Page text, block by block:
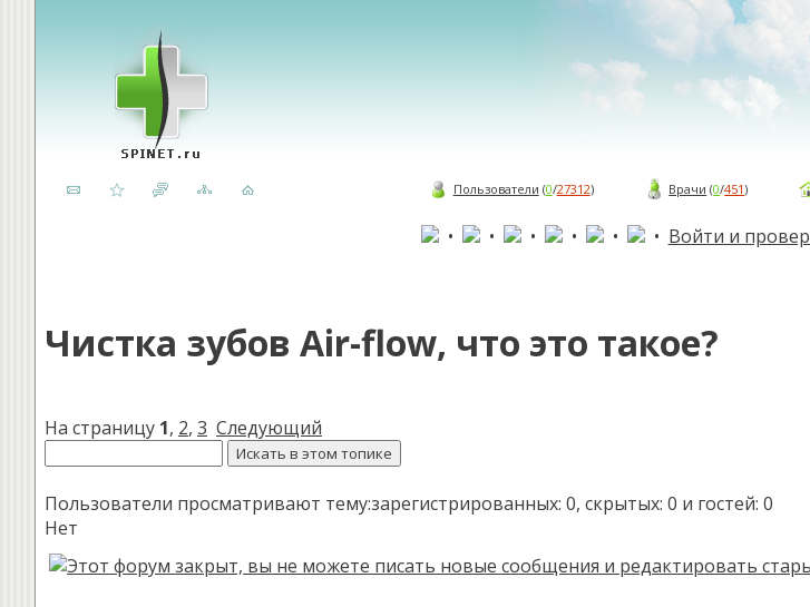
Пользователи (0/27312) Врачи (0/451)
• • • • • • Войти и
Чистка зубов Air-flow, что это такое?
На страницу 1, 2, 3 Следующий
Пользователи просматривают тему:зарегистрированных: 0, скрытых: 0 и гостей: 0
Нет